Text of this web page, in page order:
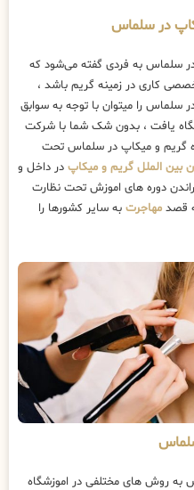
در سلماس
سلماس به فردی گفته می‌شود که
تجربه تخصصی کاری در زمینه گریم باشد ،
را میتوان با توجه به سوابق
یافت ، بدون شک شما با شرکت
گریم و میکاپ در سلماس تحت
بین الملل گریم و میکاپ در داخل و
دوره های اموزش تحت نظارت
قصد مهاجرت به سایر کشورها را
روش های مختلفی در اموزشگاه